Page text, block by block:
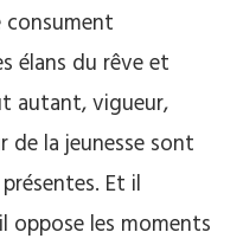
consument
élans du rêve et
autant, vigueur,
la jeunesse sont
Et il
oppose les moments